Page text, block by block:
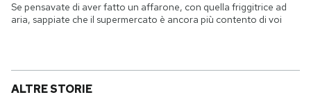
Se pensavate di aver fatto un affarone, con quella friggitrice ad
aria, sappiate che il supermercato è ancora più contento di voi
ALTRE STORIE